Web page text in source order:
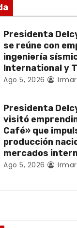
Presidenta
se reúne con
ingeniería
International y
Ago 5, 2026
Presidenta
visitó
Café» que
producción
mercados
Ago 5, 2026